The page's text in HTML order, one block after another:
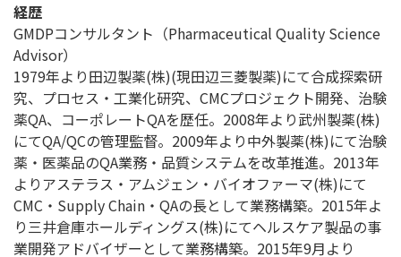
経歴
GMDPコンサルタント（Pharmaceutical Quality Science
Advisor）
1979年より田辺製薬(株)(現田辺三菱製薬)にて合成探索研
究、プロセス・工業化研究、CMCプロジェクト開発、治験
薬QA、コーポレートQAを歴任。2008年より武州製薬(株)
にてQA/QCの管理監督。2009年より中外製薬(株)にて治験
薬・医薬品のQA業務・品質システムを改革推進。2013年
よりアステラス・アムジェン・バイオファーマ(株)にて
CMC・Supply Chain・QAの長として業務構築。2015年よ
り三井倉庫ホールディングス(株)にてヘルスケア製品の事
業開発アドバイザーとして業務構築。2015年9月より